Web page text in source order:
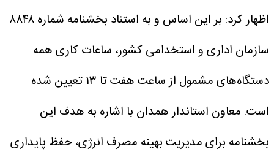
اظهار کرد: بر این اساس و به استناد بخشنامه شماره ۸۸۴۸
سازمان اداری و استخدامی کشور، ساعات کاری همه
دستگاه‌های مشمول از ساعت هفت تا ۱۳ تعیین شده
است. معاون استاندار همدان با اشاره به هدف این
بخشنامه برای مدیریت بهینه مصرف انرژی، حفظ پایداری